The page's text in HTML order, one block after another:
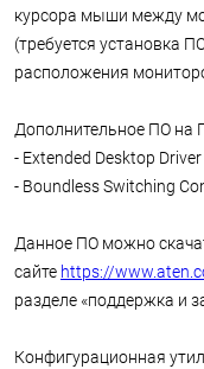
курсора мыши между
(требуется установка
расположения
Дополнительное ПО на
- Extended Desktop Driver
- Boundless Switching
Данное ПО можно
сайте https://
разделе «поддержка и
Конфигурационная